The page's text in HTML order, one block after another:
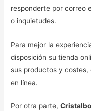
responderte por correo
o inquietudes.
Para mejor la
disposición su tienda
sus productos y costes,
en línea.
Por otra parte,